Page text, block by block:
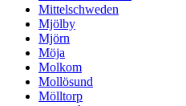
Mittelschweden
Mjölby
Mjörn
Möja
Molkom
Mollösund
Mölltorp